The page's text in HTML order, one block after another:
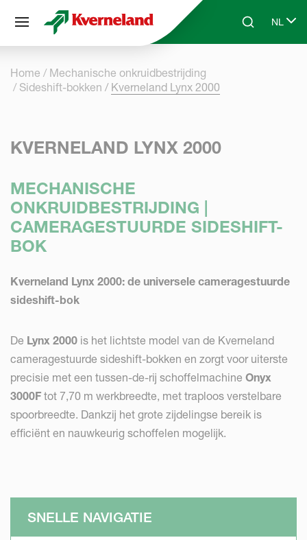
Skip to main contentSearchNL
Select
Home
Mechanische onkruidbestrijding
Sideshift-bokken
Kverneland Lynx 2000
KVERNELAND LYNX 2000
MECHANISCHE
ONKRUIDBESTRIJDING |
CAMERAGESTUURDE SIDESHIFT-
BOK
Kverneland Lynx 2000: de universele cameragestuurde
sideshift-bok
De Lynx 2000 is het lichtste model van de Kverneland
cameragestuurde sideshift-bokken en zorgt voor uiterste
precisie met een tussen-de-rij schoffelmachine Onyx
3000F tot 7,70 m werkbreedte, met traploos verstelbare
spoorbreedte. Dankzij het grote zijdelingse bereik is
efficiënt en nauwkeurig schoffelen mogelijk.
SNELLE NAVIGATIE
Cookies beheer paneel